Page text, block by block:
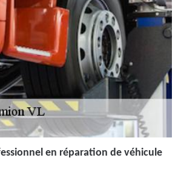
en réparation de véhicule